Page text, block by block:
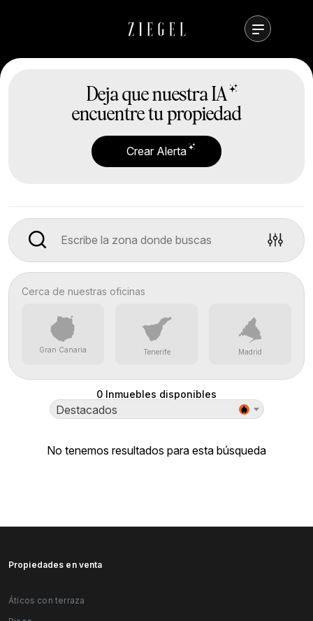
Deja que nuestraIA
encuentre tu propiedad
Crear Alerta
Cerca de nuestras oficinas
Gran Canaria Tenerife Madrid
0 Inmuebles disponibles
Destacados
No tenemos resultados para esta búsqueda
Propiedades en venta
Áticos con terraza